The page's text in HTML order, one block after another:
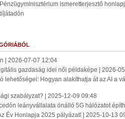
ismeretterjesztő
| 2026-07-07 12:04
gazdaság idei női példaképe | 2026-
lehetőségei: Hogyan alakíthatja át az AI a
szabályzat? | 2025-12-09 09:48
leányvállalata önálló 5G hálózatot
Év Honlapja 2025 pályázat! | 2025-10-13